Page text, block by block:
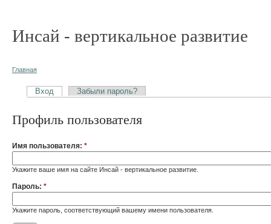
Инсай - вертикальное развитие
Главная
Вход Забыли пароль?
Профиль пользователя
Имя пользователя: *
Укажите ваше имя на сайте Инсай - вертикальное развитие.
Пароль: *
Укажите пароль, соответствующий вашему имени пользователя.